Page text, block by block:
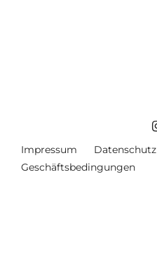
Impressum Datenschutz
Geschäftsbedingungen